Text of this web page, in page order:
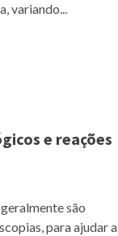
variando...
e reações
são
para ajudar a